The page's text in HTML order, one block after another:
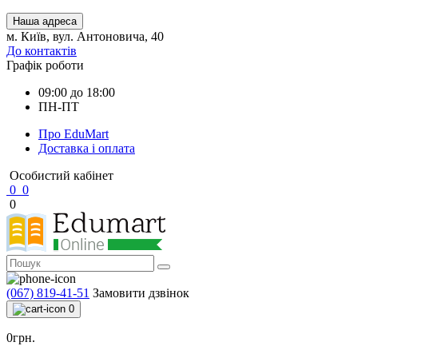
Наша адреса
м. Київ, вул. Антоновича, 40
До контактів
Графік роботи
09:00 до 18:00
ПН-ПТ
Про EduMart
Доставка і оплата
Особистий кабінет
0 0
0
(067) 819-41-51 Замовити дзвінок
0
0грн.